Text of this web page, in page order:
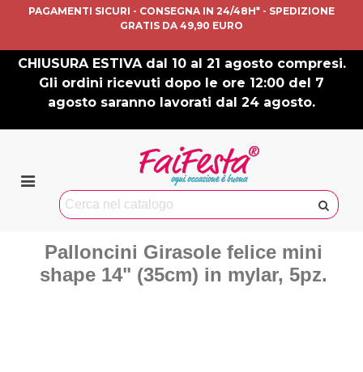
PAGAMENTI SICURI - CONSEGNA IN 24/48H* - SPEDIZIONE
GRATIS DA 49,90 EURO
CHIUSURA ESTIVA dal 10 al 21 agosto compresi.
Gli ordini ricevuti dopo le ore 12:00 del 7
agosto saranno lavorati dal 24 agosto.
Palloncini Girasole felice mini
shape 14" (35cm) in mylar, 5pz.